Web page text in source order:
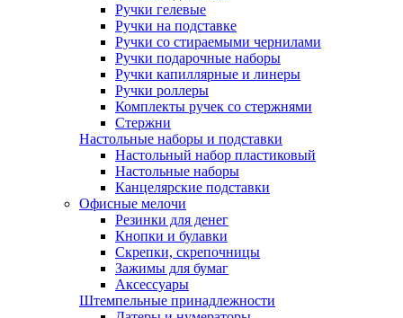
Ручки гелевые
Ручки на подставке
Ручки со стираемыми чернилами
Ручки подарочные наборы
Ручки капиллярные и линеры
Ручки роллеры
Комплекты ручек со стержнями
Стержни
Настольные наборы и подставки
Настольный набор пластиковый
Настольные наборы
Канцелярские подставки
Офисные мелочи
Резинки для денег
Кнопки и булавки
Скрепки, скрепочницы
Зажимы для бумаг
Аксессуары
Штемпельные принадлежности